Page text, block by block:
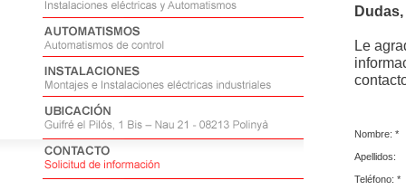
Le
Nombre: *
Apellidos:
Teléfono: *